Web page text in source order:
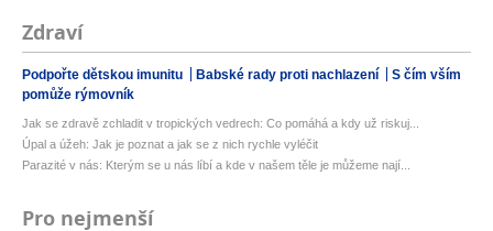
Zdraví
Podpořte dětskou imunitu Babské rady proti nachlazení
S čím vším
pomůže rýmovník
Jak se zdravě zchladit v tropických vedrech: Co pomáhá a kdy už riskuj...
Úpal a úžeh: Jak je poznat a jak se z nich rychle vyléčit
Parazité v nás: Kterým se u nás líbí a kde v našem těle je můžeme nají...
Pro nejmenší